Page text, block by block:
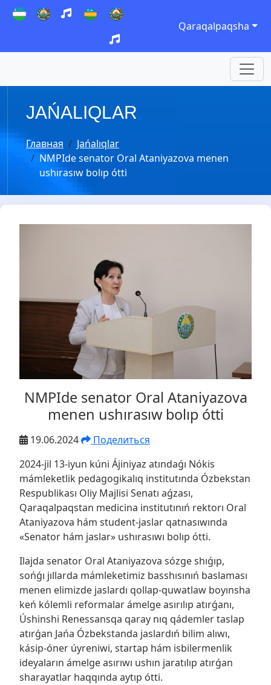
Qaraqalpaqsha
JAŃALIQLAR
Главная
Jańalıqlar
NMPIde senator Oral Ataniyazova menen
ushırasıw bolıp ótti
NMPIde senator Oral Ataniyazova
menen ushırasıw bolıp ótti
19.06.2024
Поделиться
2024-jil 13-iyun kúni Ájiniyaz atındaǵı Nókis
mámleketlik pedagogikalıq institutında Ózbekstan
Respublikası Oliy Majlisi Senatı aǵzası,
Qaraqalpaqstan medicina institutınıń rektorı Oral
Ataniyazova hám student-jaslar qatnasıwında
«Senator hám jaslar» ushırasıwı bolıp ótti.
Ilajda senator Oral Ataniyazova sózge shıǵıp,
sońǵı jıllarda mámleketimiz basshısınıń baslaması
menen elimizde jaslardı qollap-quwatlaw boyınsha
keń kólemli reformalar ámelge asırılıp atırǵanı,
Úshinshi Renessansqa qaray nıq qádemler taslap
atırǵan Jańa Ózbekstanda jaslardıń bilim alıwı,
kásip-óner úyreniwi, startap hám isbilermenlik
ideyaların ámelge asırıwı ushın jaratılıp atırǵan
sharayatlar haqqında aytıp ótti.